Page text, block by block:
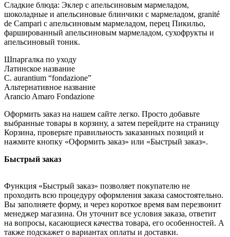
Сладкие блюда: Эклер с апельсиновым мармеладом,
шоколадные и апельсиновые блинчики с мармеладом, granité
de Campari с апельсиновым мармеладом, перец Пикильо,
фаршированный апельсиновым мармеладом, сухофрукты и
апельсиновый тоник.
Шпаргалка по уходу
Латинское название
C. aurantium “fondazione”
Альтернативное название
Arancio Amaro Fondazione
Оформить заказ на нашем сайте легко. Просто добавьте
выбранные товары в корзину, а затем перейдите на страницу
Корзина, проверьте правильность заказанных позиций и
нажмите кнопку «Оформить заказ» или «Быстрый заказ».
Быстрый заказ
Функция «Быстрый заказ» позволяет покупателю не
проходить всю процедуру оформления заказа самостоятельно.
Вы заполняете форму, и через короткое время вам перезвонит
менеджер магазина. Он уточнит все условия заказа, ответит
на вопросы, касающиеся качества товара, его особенностей. А
также подскажет о вариантах оплаты и доставки.